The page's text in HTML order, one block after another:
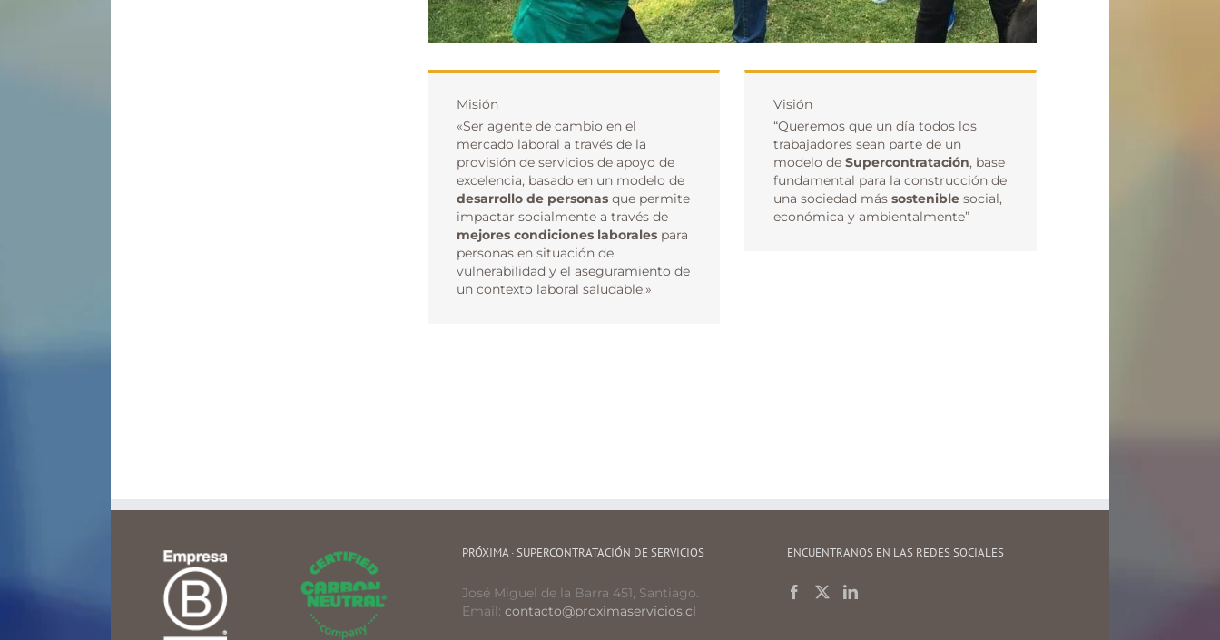
Misión
«Ser agente de cambio en el
mercado laboral a través de la
provisión de servicios de apoyo de
excelencia, basado en un modelo de
desarrollo de personas que permite
impactar socialmente a través de
mejores condiciones laborales para
personas en situación de
vulnerabilidad y el aseguramiento de
un contexto laboral saludable.»
Visión
“Queremos que un día todos los
trabajadores sean parte de un
modelo de Supercontratación, base
fundamental para la construcción de
una sociedad más sosteniblesocial,
económica y ambientalmente”
PRÓXIMA · SUPERCONTRATACIÓN DE SERVICIOS
José Miguel de la Barra 451, Santiago.
Email:contacto@proximaservicios.cl
ENCUENTRANOS EN LAS REDES SOCIALES